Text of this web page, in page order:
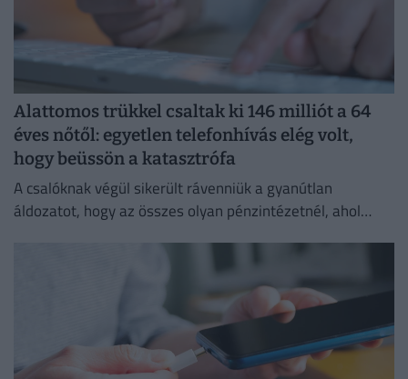
Alattomos trükkel csaltak ki 146 milliót a 64
éves nőtől: egyetlen telefonhívás elég volt,
hogy beüssön a katasztrófa
A csalóknak végül sikerült rávenniük a gyanútlan
áldozatot, hogy az összes olyan pénzintézetnél, ahol